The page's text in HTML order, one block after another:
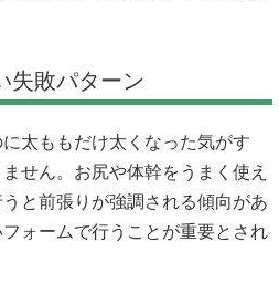
失敗パターン
に太ももだけ太くなった気がす
せん。お尻や体幹をうまく使え
と前張りが強調される傾向があ
ォームで行うことが重要とされ